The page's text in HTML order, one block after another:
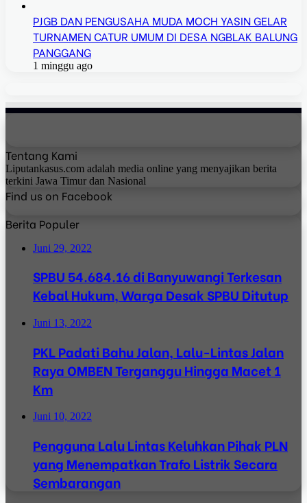
PJGB DAN PENGUSAHA MUDA MOCH YASIN GELAR
TURNAMEN CATUR UMUM DI DESA NGBLAK BALUNG
PANGGANG
1 minggu ago
Tentang Kami
Liputankasus.com adalah media online yang menyajikan berita
terkini Jawa Timur dan Nasional
Find us on Facebook
Berita Populer
Juni 29, 2022
SPBU 54.684.16 di Banyuwangi Terkesan
Kebal Hukum, Warga Desak SPBU Ditutup
Juni 13, 2022
PKL Padati Bahu Jalan, Lalu-Lintas Jalan
Raya OMBEN Terganggu Hingga Macet 1
Km
Juni 10, 2022
Pengguna Lalu Lintas Keluhkan Pihak PLN
yang Menempatkan Trafo Listrik Secara
Sembarangan